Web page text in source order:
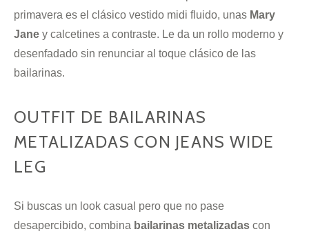
primavera es el clásico vestido midi fluido, unas Mary
Jane y calcetines a contraste. Le da un rollo moderno y
desenfadado sin renunciar al toque clásico de las
bailarinas.
OUTFIT DE BAILARINAS
METALIZADAS CON JEANS WIDE
LEG
Si buscas un look casual pero que no pase
desapercibido, combina bailarinas metalizadas con